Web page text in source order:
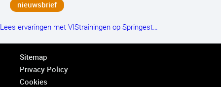
nieuwsbrief
Lees ervaringen met VIStrainingen op Springest…
Sitemap
Privacy Policy
Cookies